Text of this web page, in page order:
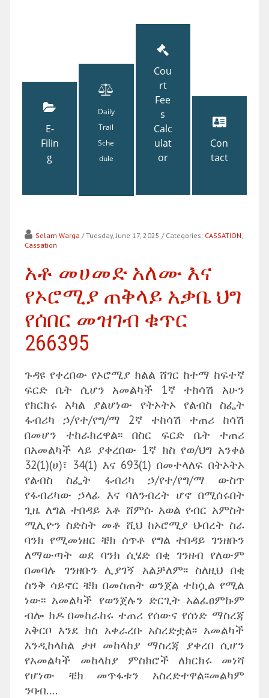
E-
Filin
g
Daily
Trail
Sche
dule
Cou
rt
Fee
s
Calc
ulat
or
Con
tact
Selam Warga / Tuesday, June 17, 2025 / Categories: CASSATION,
Cassation
አቶ መሀመድ አለሙ እና
የኦሮሚያ ጠቅላይ አቃቤ ህግ
የሰበር መዝገብ ቁጥር
266395
ጉዳዩ የቀረበው የኦሮሚያ ክልል ሸገር ከተማ ከፍተኛ
ፍርድ ቤት ሲሆን አመልካች 1ኛ ተከሳሽ አሁን
የክርክሩ አካል ያልሆነው የትኦትኦ የልብስ ስፌት
ፋብሪካ ኃ/የተ/የግ/ማ 2ኛ ተከሳሽ ተጠሪ ከሳሽ
በመሆን ተከራክረዋል፡፡ በስር ፍርድ ቤት ተጠሪ
በአመልካች ላይ ያቀረበው 1ኛ ክስ የወ/ህግ አንቀፅ
32(1)(ሀ)፣ 34(1) እና 693(1) በመተላለፍ በትኦትኦ
የልብስ ስፌት ፋብሪካ ኃ/የተ/የግ/ማ ውስጥ
የፋብሪካው ኃላፊ እና ባለንብረት ሆኖ በሚሰሩበት
ጊዜ ለግል ተበዳይ አቶ ሸምሱ አወል የብር አምስት
ሚሊዮን ስድስት መቶ ሺህ ከኦሮሚያ ህብረት ስራ
ባንክ የሚመነዘር ቼክ ሰጥቶ የግል ተበዳይ ገንዘቡን
ለማውጣት ወደ ባንክ ሲሄድ በቂ ገንዘብ የለውም
በመባሉ ገንዘቡን ሊያገኝ አልቻለም፡፡ ስለዚህ በቂ
ስንቅ ሳይኖር ቼክ በመስጠት ወንጀል ተከሷል የሚል
ነው፡፡ አመልካች የወንጀሉን ድርጊት አልፈፀምኩም
ብሎ ክዶ በመከራከሩ ተጠሪ የሰውና የሰነድ ማስረጃ
አቅርቦ እንደ ክስ አቀራረቡ አስረድቷል፡፡ አመልካች
እንዲከላከል ታዞ መከላከያ ማስረጃ ያቀረበ ሲሆን
የአመልካች መከላከያ ምስክሮች ለክርክሩ መነሻ
የሆነው ቼክ መጥፋቱን አስረድተዋል፡፡መልካም
ንባብ….